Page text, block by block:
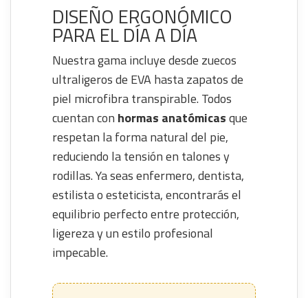
DISEÑO ERGONÓMICO
PARA EL DÍA A DÍA
Nuestra gama incluye desde zuecos
ultraligeros de EVA hasta zapatos de
piel microfibra transpirable. Todos
cuentan con hormas anatómicasque
respetan la forma natural del pie,
reduciendo la tensión en talones y
rodillas. Ya seas enfermero, dentista,
estilista o esteticista, encontrarás el
equilibrio perfecto entre protección,
ligereza y un estilo profesional
impecable.